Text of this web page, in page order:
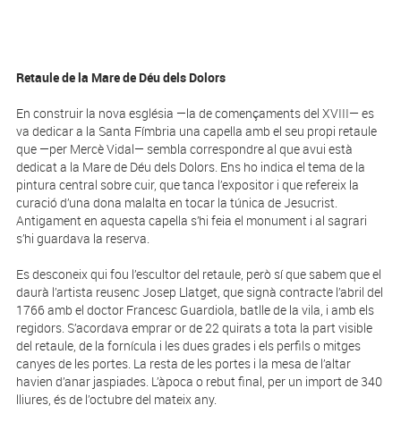
Retaule de la Mare de Déu dels Dolors
En construir la nova església —la de començaments del XVIII— es
va dedicar a la Santa Fímbria una capella amb el seu propi retaule
que —per Mercè Vidal— sembla correspondre al que avui està
dedicat a la Mare de Déu dels Dolors. Ens ho indica el tema de la
pintura central sobre cuir, que tanca l’expositor i que refereix la
curació d’una dona malalta en tocar la túnica de Jesucrist.
Antigament en aquesta capella s’hi feia el monument i al sagrari
s’hi guardava la reserva.
Es desconeix qui fou l’escultor del retaule, però sí que sabem que el
daurà l’artista reusenc Josep Llatget, que signà contracte l’abril del
1766 amb el doctor Francesc Guardiola, batlle de la vila, i amb els
regidors. S’acordava emprar or de 22 quirats a tota la part visible
del retaule, de la fornícula i les dues grades i els perfils o mitges
canyes de les portes. La resta de les portes i la mesa de l’altar
havien d’anar jaspiades. L’àpoca o rebut final, per un import de 340
lliures, és de l’octubre del mateix any.